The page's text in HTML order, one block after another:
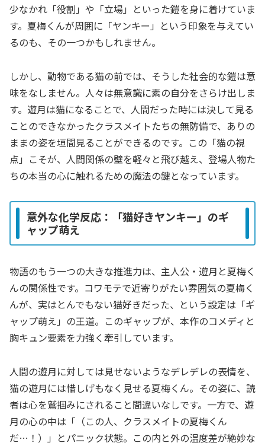
少なかれ「役割」や「立場」といった鎧を身に着けていま
す。夏梅くんが周囲に「ヤンキー」という印象を与えてい
るのも、その一つかもしれません。
しかし、動物である猫の前では、そうした社会的な鎧は意
味をなしません。人々は無意識に素の自分をさらけ出しま
す。遊月は猫になることで、人間だった時には決して見る
ことのできなかったクラスメイトたちの無防備で、ありの
ままの姿を垣間見ることができるのです。この「猫の視
点」こそが、人間関係の壁を軽々と飛び越え、登場人物た
ちの本当の心に触れるための魔法の鍵となっています。
意外な化学反応：「猫好きヤンキー」のギ
ャップ萌え
物語のもう一つの大きな推進力は、主人公・遊月と夏梅く
んの関係性です。コワモテで近寄りがたい雰囲気の夏梅く
んが、実はとんでもない猫好きだった、という設定は「ギ
ャップ萌え」の王道。このギャップが、本作のコメディと
胸キュン要素を力強く牽引しています。
人間の遊月に対しては見せないようなデレデレの表情を、
猫の遊月には惜しげもなく見せる夏梅くん。その姿に、読
者は心を鷲掴みにされること間違いなしです。一方で、遊
月の心の中は「（この人、クラスメイトの夏梅くん
だ…！）」とパニック状態。この内と外の温度差が絶妙な